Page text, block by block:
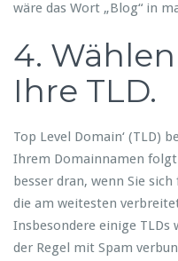
wäre das Wort „Blog“ in
4.
Ihre TLD.
Top Level Domain‘ (TLD)
Ihrem Domainnamen
besser dran, wenn Sie
die am weitesten
Insbesondere einige TLDs
der Regel mit Spam